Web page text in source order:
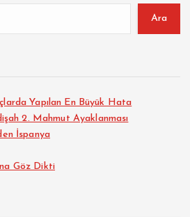
Ara
Yapılan En Büyük Hata
2. Mahmut Ayaklanması
İspanya
Göz Dikti